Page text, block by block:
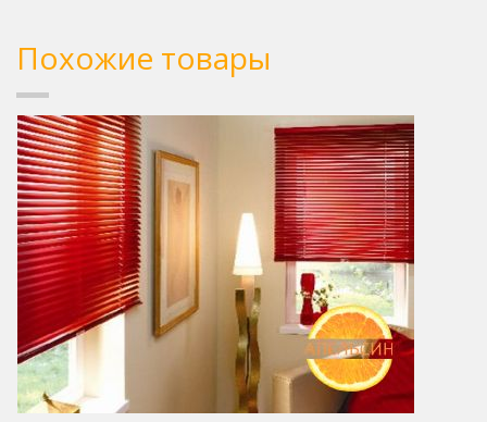
Похожие товары